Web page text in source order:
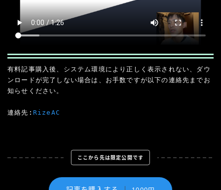
有料記事購入後、システム環境により正しく表示されない、ダウ
ンロードが完了しない場合は、お手数ですが以下の連絡先までお
知らせください。
連絡先: RizeAC
ここから先は限定公開です